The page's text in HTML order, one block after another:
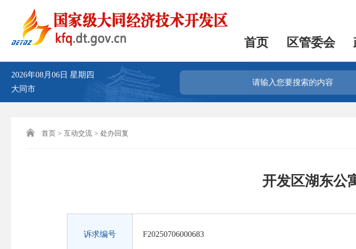
首页 区管委会
2026年08月06日 星期四
大同市
 首页 > 互动交流 > 处办回复
开发区湖东公
诉求编号 F20250706000683